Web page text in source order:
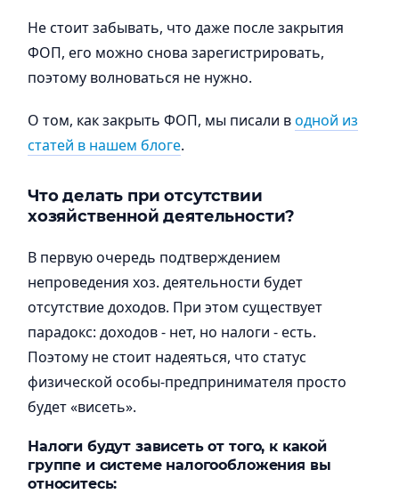
Не стоит забывать, что даже после закрытия
ФОП, его можно снова зарегистрировать,
поэтому волноваться не нужно.
О том, как закрыть ФОП, мы писали водной из
статей в нашем блоге.
Что делать при отсутствии
хозяйственной деятельности?
В первую очередь подтверждением
непроведения хоз. деятельности будет
отсутствие доходов. При этом существует
парадокс: доходов - нет, но налоги - есть.
Поэтому не стоит надеяться, что статус
физической особы-предпринимателя просто
будет «висеть».
Налоги будут зависеть от того, к какой
группе и системе налогообложения вы
относитесь: